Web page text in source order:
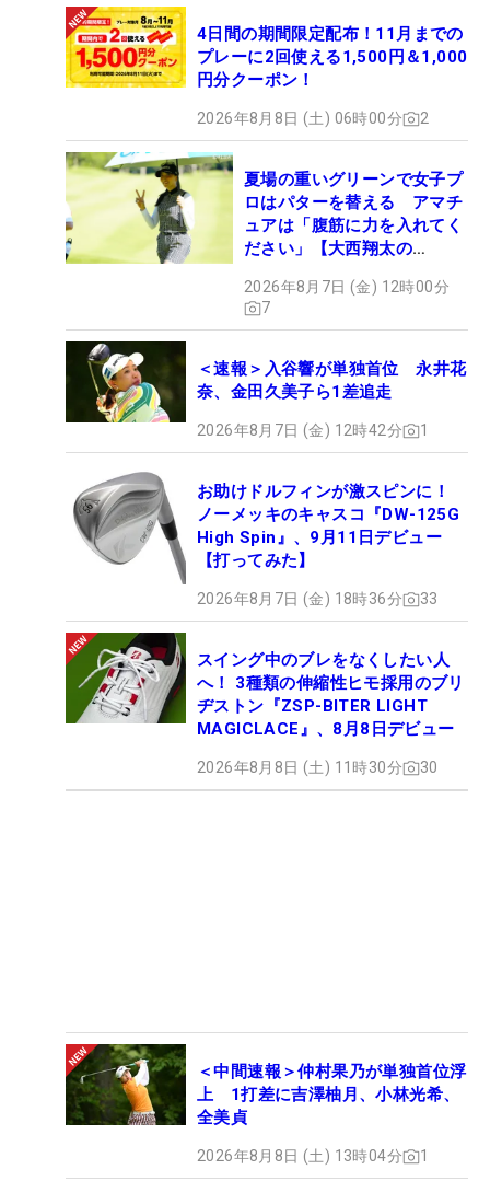
4日間の期間限定配布！11月までの
プレーに2回使える1,500円＆1,000
円分クーポン！
2026年8月8日 (土) 06時00分 2
夏場の重いグリーンで女子プ
ロはパターを替える アマチ
ュアは「腹筋に力を入れてく
ださい」【大西翔太の
2026年8月7日 (金) 12時00分
7
＜速報＞入谷響が単独首位 永井花
奈、金田久美子ら1差追走
2026年8月7日 (金) 12時42分 1
お助けドルフィンが激スピンに！
ノーメッキのキャスコ『DW-125G
High Spin』、9月11日デビュー
【打ってみた】
2026年8月7日 (金) 18時36分 33
スイング中のブレをなくしたい人
へ！ 3種類の伸縮性ヒモ採用のブリ
ヂストン『ZSP-BITER LIGHT
MAGICLACE』、8月8日デビュー
2026年8月8日 (土) 11時30分 30
＜中間速報＞仲村果乃が単独首位浮
上 1打差に吉澤柚月、小林光希、
全美貞
2026年8月8日 (土) 13時04分 1